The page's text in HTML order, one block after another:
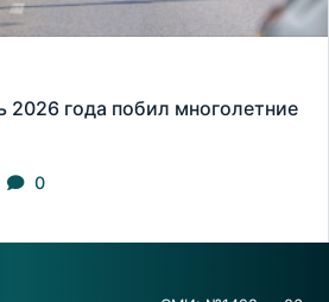
2026 года побил многолетние
0